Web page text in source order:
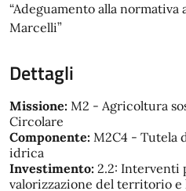
“Adeguamento alla
Marcelli”
Dettagli
Missione: M2 - Agricoltura
Circolare
Componente: M2C4 - Tutela
idrica
Investimento: 2.2: Interventi
valorizzazione del territorio